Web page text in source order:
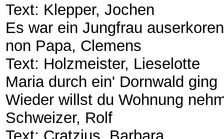
​Text: Klepper, Jochen
​Es war ein Jungfrau auserkoren
​non Papa, Clemens
​Text: Holzmeister, Lieselotte
​Maria durch ein' Dornwald ging
​Wieder willst du Wohnung
​Schweizer, Rolf